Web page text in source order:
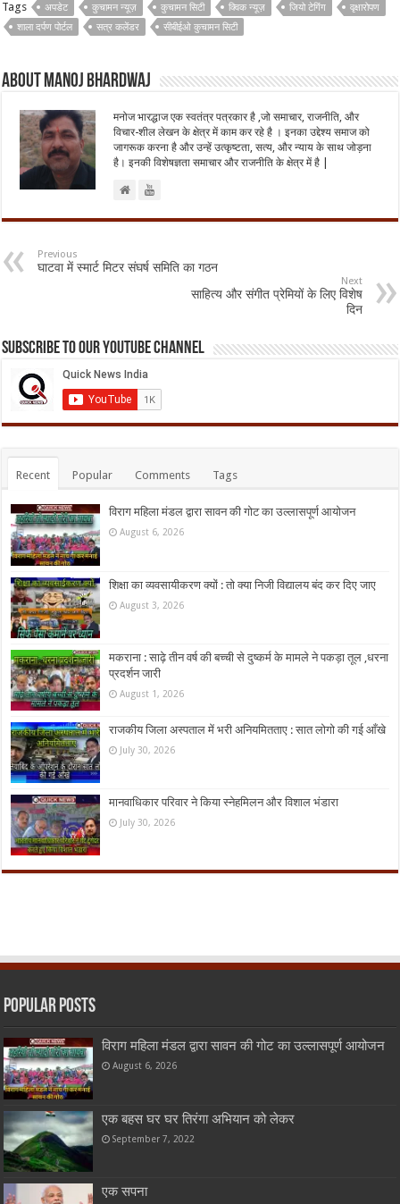
Tags अपडेट कुचामन न्यूज़ कुचामन सिटी क्विक न्यूज़ जियो टेगिंग
वृक्षारोपण
शाला दर्पण पोर्टल
सत्र कलेंडर सीबीईओ कुचामन सिटी
About Manoj Bhardwaj
मनोज भारद्धाज एक स्वतंत्र पत्रकार है ,जो समाचार, राजनीति, और
विचार-शील लेखन के क्षेत्र में काम कर रहे है । इनका उद्देश्य समाज को
जागरूक करना है और उन्हें उत्कृष्टता, सत्य, और न्याय के साथ जोड़ना
है। इनकी विशेषज्ञता समाचार और राजनीति के क्षेत्र में है |
Previous
घाटवा में स्मार्ट मिटर संघर्ष समिति का गठन
Next
साहित्य और संगीत प्रेमियों के लिए विशेष
दिन
Subscribe to our Youtube Channel
Recent Popular Comments Tags
विराग महिला मंडल द्वारा सावन की गोट का उल्लासपूर्ण आयोजन
August 6, 2026
शिक्षा का व्यवसायीकरण क्यों : तो क्या निजी विद्यालय बंद कर दिए जाए
August 3, 2026
मकराना : साढ़े तीन वर्ष की बच्ची से दुष्कर्म के मामले ने पकड़ा तूल ,धरना
प्रदर्शन जारी
August 1, 2026
राजकीय जिला अस्पताल में भरी अनियमितताए : सात लोगो की गई आँखे
July 30, 2026
मानवाधिकार परिवार ने किया स्नेहमिलन और विशाल भंडारा
July 30, 2026
Popular Posts
विराग महिला मंडल द्वारा सावन की गोट का उल्लासपूर्ण आयोजन
August 6, 2026
एक बहस घर घर तिरंगा अभियान को लेकर
September 7, 2022
एक सपना